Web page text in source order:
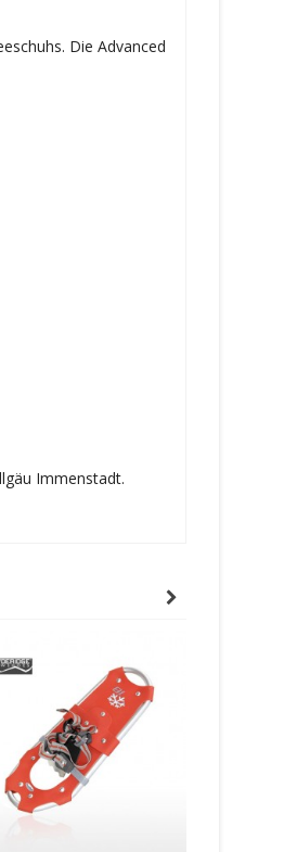
Die Advanced
Immenstadt.